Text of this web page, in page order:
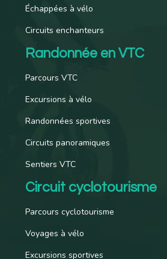
Échappées à vélo
Circuits enchanteurs
Randonnée en VTC
Parcours VTC
Excursions à vélo
Randonnées sportives
Circuits panoramiques
Sentiers VTC
Circuit cyclotourisme
Parcours cyclotourisme
Voyages à vélo
Excursions sportives